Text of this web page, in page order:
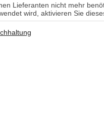
Lieferanten nicht mehr
wird, aktivieren Sie